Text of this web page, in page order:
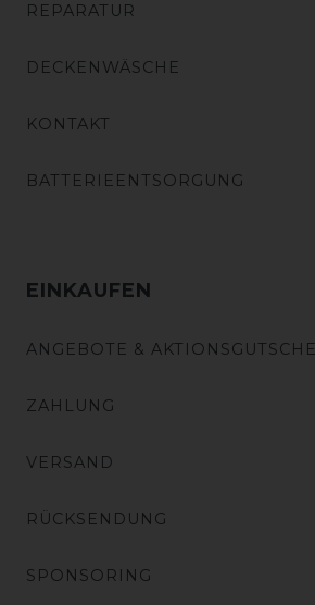
REPARATUR
DECKENWÄSCHE
KONTAKT
BATTERIEENTSORGUNG
EINKAUFEN
ANGEBOTE &
ZAHLUNG
VERSAND
RÜCKSENDUNG
SPONSORING